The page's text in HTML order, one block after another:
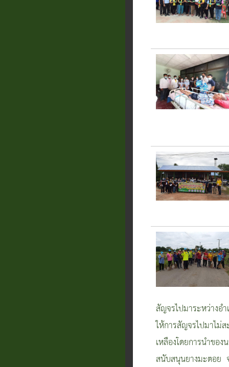
สัญจรไปมาระหว่างอ
ให้การสัญจรไปมาไ
เหลืองโดยการนำขอ
สนับสนุนยางมะตอย